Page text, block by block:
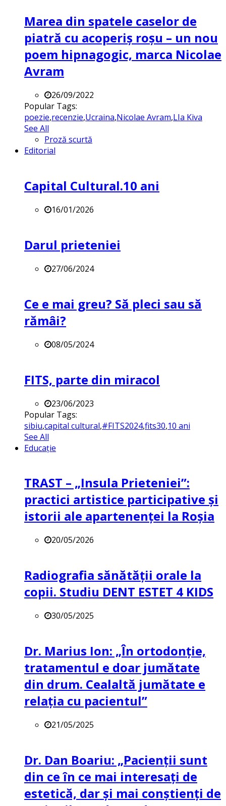
Marea din spatele caselor de
piatră cu acoperiș roșu – un nou
poem hipnagogic, marca Nicolae
Avram
26/09/2022
Popular Tags:
poezie,recenzie,Ucraina,Nicolae Avram,LIa Kiva
See All
Proză scurtă
Editorial
Capital Cultural.10 ani
16/01/2026
Darul prieteniei
27/06/2024
Ce e mai greu? Să pleci sau să
rămâi?
08/05/2024
FITS, parte din miracol
23/06/2023
Popular Tags:
sibiu,capital cultural,#FITS2024,fits30,10 ani
See All
Educație
TRAST – „Insula Prieteniei”:
practici artistice participative și
istorii ale apartenenței la Roșia
20/05/2026
Radiografia sănătății orale la
copii. Studiu DENT ESTET 4 KIDS
30/05/2025
Dr. Marius Ion: „În ortodonție,
tratamentul e doar jumătate
din drum. Cealaltă jumătate e
relația cu pacientul”
21/05/2025
Dr. Dan Boariu: „Pacienții sunt
din ce în ce mai interesați de
estetică, dar și mai conștienți de